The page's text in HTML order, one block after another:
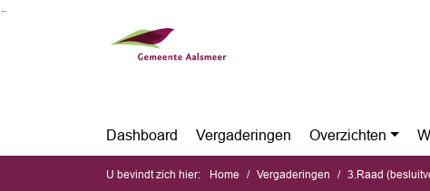
Dashboard Vergaderingen Overzichten
U bevindt zich hier: Home Vergaderingen 3.Raad